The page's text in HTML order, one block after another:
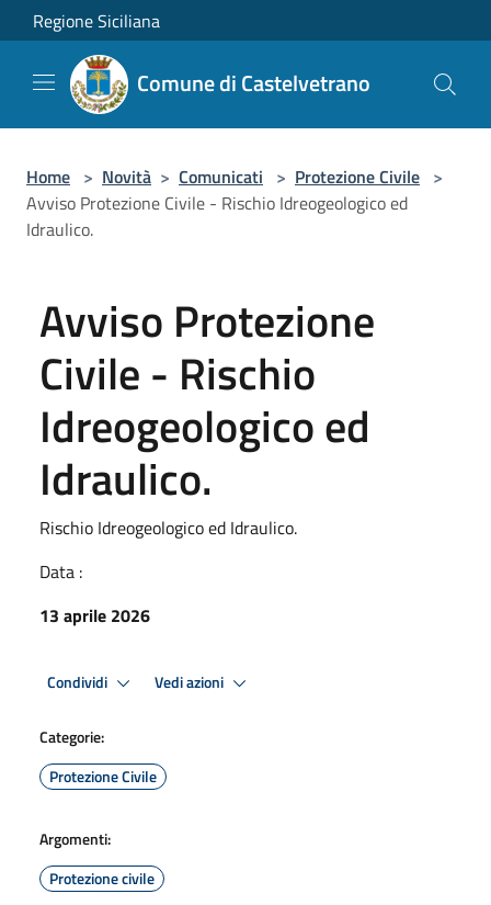
Salta al contenuto principale
Regione Siciliana
Comune di Castelvetrano
Home > Novità > Comunicati > Protezione Civile >
Avviso Protezione Civile - Rischio Idreogeologico ed
Idraulico.
Avviso Protezione
Civile - Rischio
Idreogeologico ed
Idraulico.
Rischio Idreogeologico ed Idraulico.
Data :
13 aprile 2026
Condividi Vedi azioni
Categorie:
Protezione Civile
Argomenti:
Protezione civile